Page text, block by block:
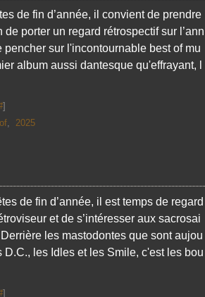
de fin d’année, il convient de prendre
de porter un regard rétrospectif sur l’ann
pencher sur l'incontournable best of mu
album aussi dantesque qu'effrayant, l
]
, 2025
de fin d’année, il est temps de regard
et de s’intéresser aux sacrosai
les mastodontes que sont aujou
D.C., les Idles et les Smile, c'est les bou
]